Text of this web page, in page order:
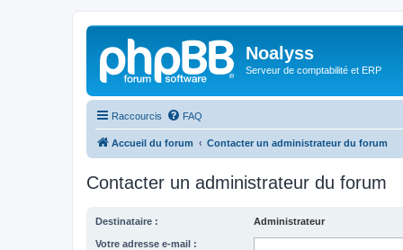
Noalyss
Serveur de comptabilité et ERP
Raccourcis FAQ
Accueil du forum Contacter un administrateur du forum
Contacter un administrateur du forum
Destinataire : Administrateur
Votre adresse e-mail :